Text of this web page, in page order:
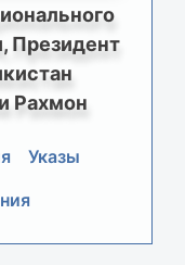
Президент
Рахмон
Указы